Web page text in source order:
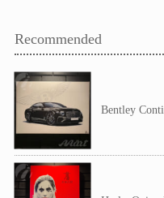
Recommended
Bentley